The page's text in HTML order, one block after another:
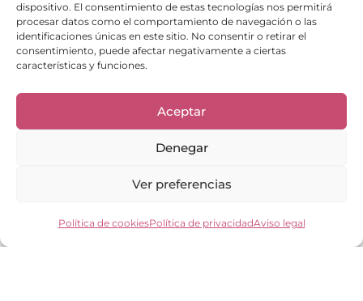
dispositivo. El consentimiento de estas tecnologías nos permitirá
procesar datos como el comportamiento de navegación o las
identificaciones únicas en este sitio. No consentir o retirar el
consentimiento, puede afectar negativamente a ciertas
características y funciones.
Aceptar
Denegar
Ver preferencias
Política de cookiesPolítica de privacidadAviso legal
Enlaces de interés
Bienvenid@
Cuidados del calzado
Cuidados del bolso
Mi cuenta
Preguntas frecuentes